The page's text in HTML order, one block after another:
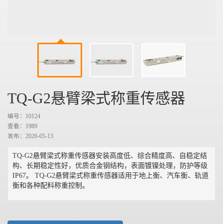
TQ-G2悬臂梁式称重传感器
编号：10124
查看： 1989
发布：2026-05-13
TQ-G2悬臂梁式称重传感器安装高度低、综合精度高、自稳定结
构、长期稳定性好，优质合金钢结构，表面镀镍处理，防护等级
IP67。 TQ-G2悬臂梁式称重传感器适用于地上衡、汽车衡、轨道
衡和各种配料称重控制。